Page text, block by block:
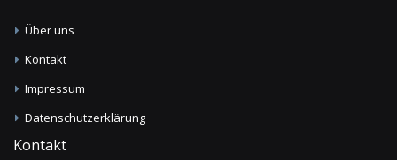
Über uns
Kontakt
Impressum
Datenschutzerklärung
Kontakt